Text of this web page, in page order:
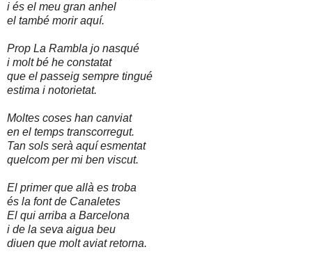
i és el meu gran anhel
el també morir aquí.
Prop La Rambla jo nasqué
i molt bé he constatat
que el passeig sempre tingué
estima i notorietat.
Moltes coses han canviat
en el temps transcorregut.
Tan sols serà aquí esmentat
quelcom per mi ben viscut.
El primer que allà es troba
és la font de Canaletes
El qui arriba a Barcelona
i de la seva aigua beu
diuen que molt aviat retorna.